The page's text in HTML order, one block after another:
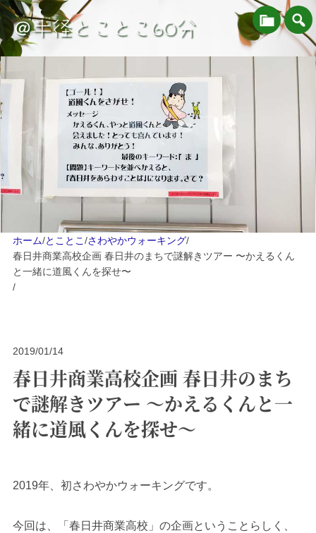
＠半径とことこ60分
ホーム/とことこ/さわやかウォーキング/
春日井商業高校企画 春日井のまちで謎解きツアー 〜かえるくん
と一緒に道風くんを探せ〜
/
2019/01/14
春日井商業高校企画 春日井のまち
で謎解きツアー 〜かえるくんと一
緒に道風くんを探せ〜
2019年、初さわやかウォーキングです。
今回は、「春日井商業高校」の企画ということらしく、